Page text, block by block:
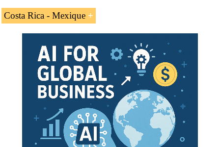
Doctorat en commerce mondial .
Costa Rica - Mexique
L’accord de libre-échange Costa Rica -
Mexique.
L’entrée en vigueur de l’accord de libre-échange
-Costa Rica : 1995.